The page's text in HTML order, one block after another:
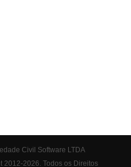
Civil Software LTDA
2012-2026. Todos os Direitos